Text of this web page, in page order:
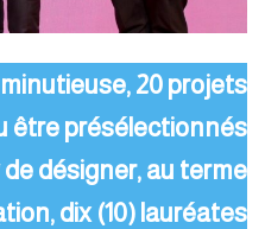
20 projets
être présélectionnés
désigner, au terme
dix (10) lauréates